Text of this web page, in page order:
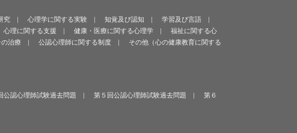
究 心理学に関する実験 知覚及び認知
学習及び言語
心理に関する支援 健康・医療に関する心理学
福祉に関する心
治療 公認心理師に関する制度
その他（心の健康教育に関する
公認心理師試験過去問題 第５回公認心理師試験過去問題
第６